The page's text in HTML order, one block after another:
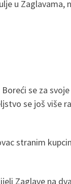
u Zaglavama,
se za svoje
se još više
stranim
Zaglave na